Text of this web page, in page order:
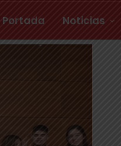
Portada Noticias